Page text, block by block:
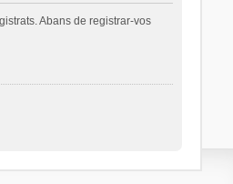
Abans de registrar-vos